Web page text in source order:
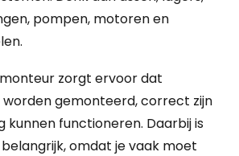
pompen, motoren en
zorgt ervoor dat
gemonteerd, correct zijn
kunnen functioneren. Daarbij is
omdat je vaak moet